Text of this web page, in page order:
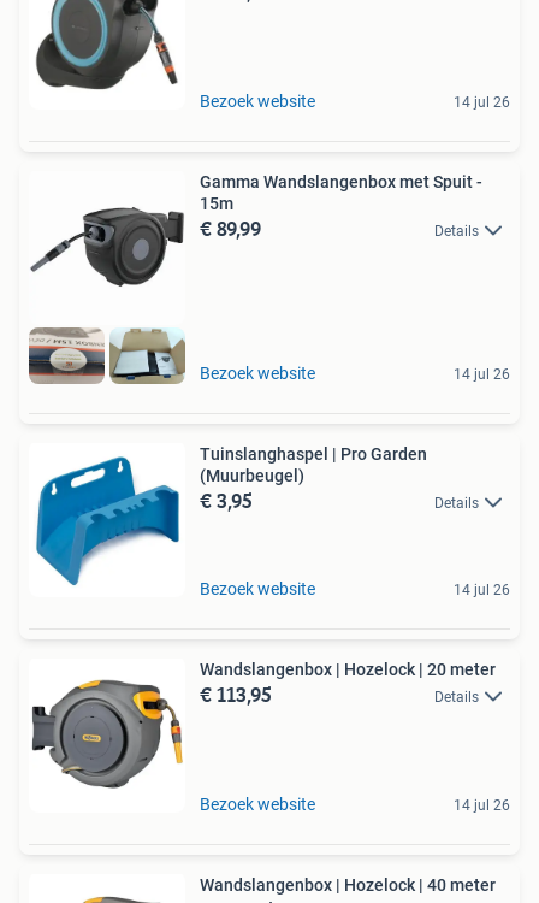
Bezoek website 14 jul 26
Gamma Wandslangenbox met Spuit -
15m
€ 89,99 Details
Bezoek website 14 jul 26
Tuinslanghaspel | Pro Garden
(Muurbeugel)
€ 3,95 Details
Bezoek website 14 jul 26
Wandslangenbox | Hozelock | 20 meter
€ 113,95 Details
Bezoek website 14 jul 26
Wandslangenbox | Hozelock | 40 meter